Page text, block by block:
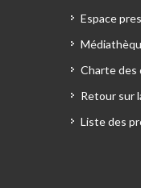
Espace
Charte des
Retour sur
Liste des